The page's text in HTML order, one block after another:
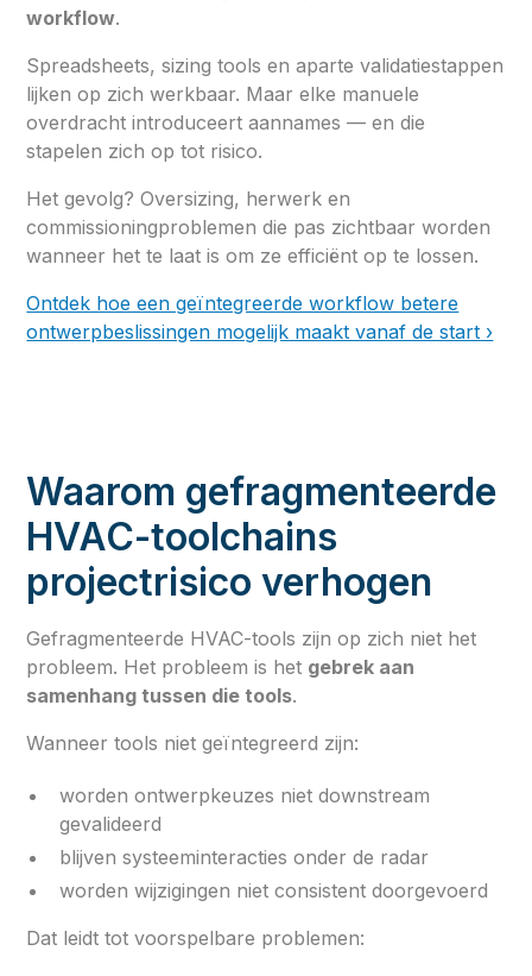
workflow.
Spreadsheets, sizing tools en aparte validatiestappen
lijken op zich werkbaar. Maar elke manuele
overdracht introduceert aannames — en die
stapelen zich op tot risico.
Het gevolg? Oversizing, herwerk en
commissioningproblemen die pas zichtbaar worden
wanneer het te laat is om ze efficiënt op te lossen.
Ontdek hoe een geïntegreerde workflow betere
ontwerpbeslissingen mogelijk maakt vanaf de start ›
Waarom gefragmenteerde
HVAC-toolchains
projectrisico verhogen
Gefragmenteerde HVAC-tools zijn op zich niet het
probleem. Het probleem is het gebrek aan
samenhang tussen die tools.
Wanneer tools niet geïntegreerd zijn:
worden ontwerpkeuzes niet downstream
gevalideerd
blijven systeeminteracties onder de radar
worden wijzigingen niet consistent doorgevoerd
Dat leidt tot voorspelbare problemen: